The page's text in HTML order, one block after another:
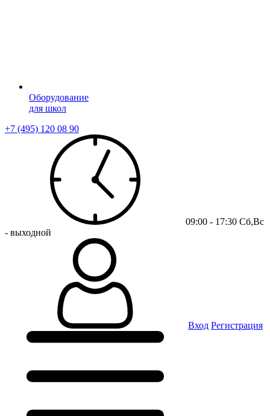
Оборудование
для школ
+7 (495) 120 08 90
09:00 - 17:30 Сб,Вс
- выходной
Вход Регистрация